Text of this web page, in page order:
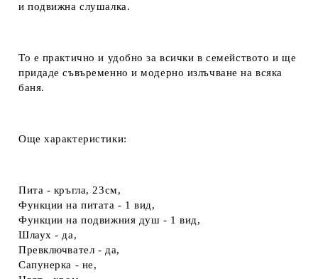
и подвижна слушалка.
То е практично и удобно за всички в семейството и ще
придаде съвъременно и модерно излъчване на всяка
баня.
Още характеристики:
Пита - кръгла, 23см,
Функции на питата - 1 вид,
Функции на подвижния душ - 1 вид,
Шлаух - да,
Превключвател - да,
Сапунерка - не,